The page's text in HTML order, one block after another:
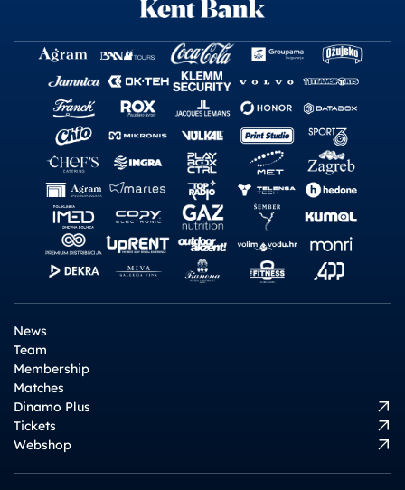
News
Team
Membership
Matches
Dinamo Plus
Tickets
Webshop